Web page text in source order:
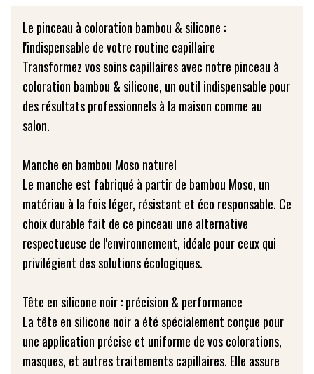
Le pinceau à coloration bambou & silicone :
l'indispensable de votre routine capillaire
Transformez vos soins capillaires avec notre pinceau à
coloration bambou & silicone, un outil indispensable pour
des résultats professionnels à la maison comme au
salon.
Manche en bambou Moso naturel
Le manche est fabriqué à partir de bambou Moso, un
matériau à la fois léger, résistant et éco responsable. Ce
choix durable fait de ce pinceau une alternative
respectueuse de l'environnement, idéale pour ceux qui
privilégient des solutions écologiques.
Tête en silicone noir : précision & performance
La tête en silicone noir a été spécialement conçue pour
une application précise et uniforme de vos colorations,
masques, et autres traitements capillaires. Elle assure